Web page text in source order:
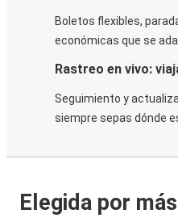
Boletos flexibles,
económicas que se
Rastreo en vivo:
Seguimiento y
siempre sepas dónde
Elegida por